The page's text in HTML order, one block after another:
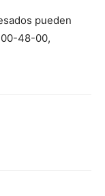
pueden
48-00,